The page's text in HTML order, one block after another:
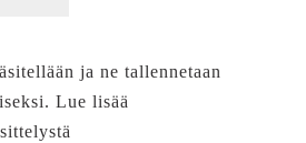
ja ne tallennetaan
Lue lisää